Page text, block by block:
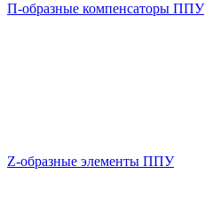
П-образные компенсаторы ППУ
Z-образные элементы ППУ